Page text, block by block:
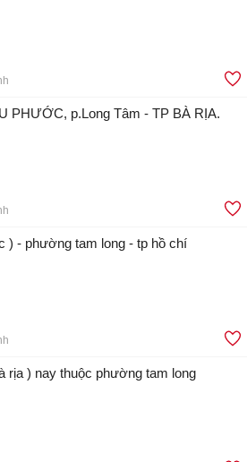
PHƯỚC, p.Long Tâm - TP BÀ RỊA.
) - phường tam long - tp hồ chí
rịa ) nay thuộc phường tam long